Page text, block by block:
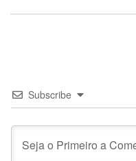
Subscribe